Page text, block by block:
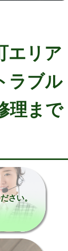
エリア
ラブル
理まで
さい。